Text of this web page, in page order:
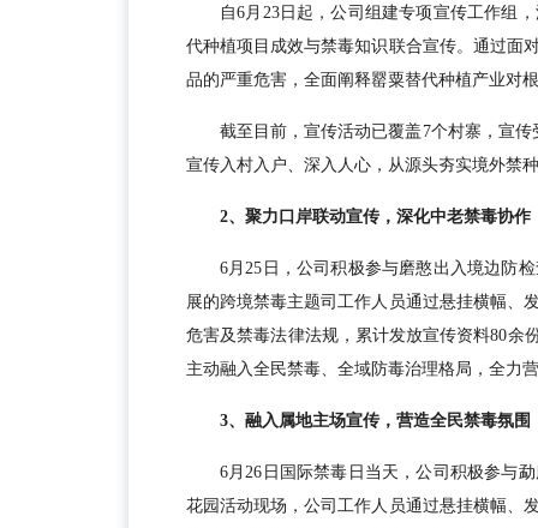
自6月23日起，公司组建专项宣传工作组
代种植项目成效与禁毒知识联合宣传。通过面
品的严重危害，全面阐释罂粟替代种植产业对
截至目前，宣传活动已覆盖7个村寨，宣
宣传入村入户、深入人心，从源头夯实境外禁
2、聚力口岸联动宣传，深化中老禁毒协作
6月25日，公司积极参与磨憨出入境边防
展的跨境禁毒主题司工作人员通过悬挂横幅、
危害及禁毒法律法规，累计发放宣传资料80余
主动融入全民禁毒、全域防毒治理格局，全力
3、融入属地主场宣传，营造全民禁毒氛围
6月26日国际禁毒日当天，公司积极参与
花园活动现场，公司工作人员通过悬挂横幅、